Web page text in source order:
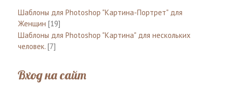
Шаблоны для Photoshop "Картина-Портрет" для
Женщин [19]
Шаблоны для Photoshop "Картина" для нескольких
человек. [7]
Вход на сайт